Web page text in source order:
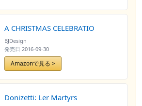
A CHRISTMAS CELEBRATIO
BJDesign
発売日 2016-09-30
Amazonで見る >
Donizetti: Ler Martyrs